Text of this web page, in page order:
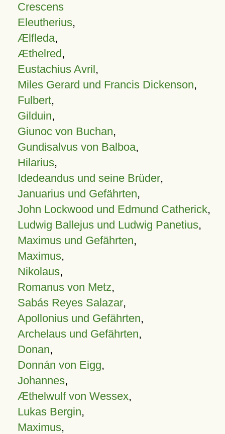
Crescens
Eleutherius,
Ælfleda,
Æthelred,
Eustachius Avril,
Miles Gerard und Francis Dickenson,
Fulbert,
Gilduin,
Giunoc von Buchan,
Gundisalvus von Balboa,
Hilarius,
Idedeandus und seine Brüder,
Januarius und Gefährten,
John Lockwood und Edmund Catherick,
Ludwig Ballejus und Ludwig Panetius,
Maximus und Gefährten,
Maximus,
Nikolaus,
Romanus von Metz,
Sabás Reyes Salazar,
Apollonius und Gefährten,
Archelaus und Gefährten,
Donan,
Donnán von Eigg,
Johannes,
Æthelwulf von Wessex,
Lukas Bergin,
Maximus,